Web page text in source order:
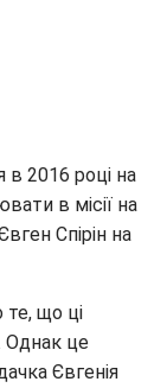
в 2016 році на
в місії на
Спірін на
що ці
Однак це
Євгенія